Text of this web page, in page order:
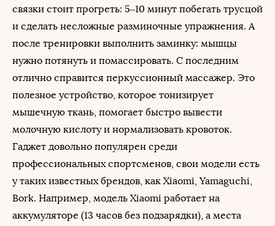
связки стоит прогреть: 5–10 минут побегать трусцой
и сделать несложные разминочные упражнения. А
после тренировки выполнить заминку: мышцы
нужно потянуть и помассировать. С последним
отлично справится перкуссионный массажер. Это
полезное устройство, которое тонизирует
мышечную ткань, помогает быстро вывести
молочную кислоту и нормализовать кровоток.
Гаджет довольно популярен среди
профессиональных спортсменов, свои модели есть
у таких известных брендов, как Xiaomi, Yamaguchi,
Bork. Например, модель Xiaomi работает на
аккумуляторе (13 часов без подзарядки), а места